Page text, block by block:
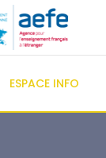
ESPACE INFO